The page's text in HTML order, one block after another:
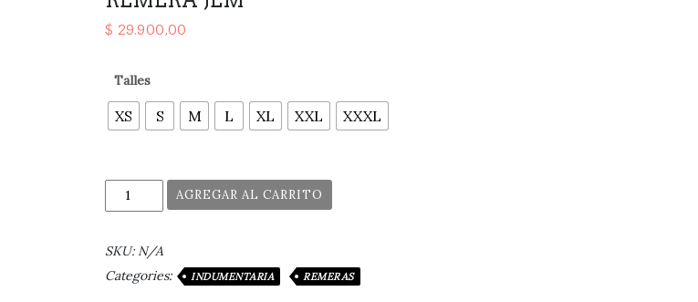
$ 29.900,00
Talles
XS S M L XL XXL XXXL
AGREGAR AL CARRITO
SKU: N/A
Categories:
INDUMENTARIA REMERAS